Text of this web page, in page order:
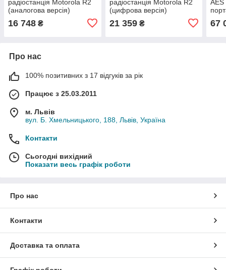
радіостанція Motorola R2
(аналогова версія)
16 748 ₴
радіостанція Motorola R2
(цифрова версія)
21 359₴
AES
67
Про нас
100% позитивних з 17 відгуків за рік
Працює з 25.03.2011
м. Львів
вул. Б. Хмельницького, 188, Львів, Україна
Контакти
Сьогодні вихідний
Показати весь графік роботи
Про нас
Контакти
Доставка та оплата